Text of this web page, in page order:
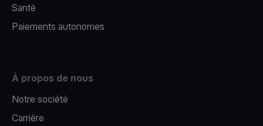
Santé
Paiements autonomes
À propos de nous
Notre société
Carrière